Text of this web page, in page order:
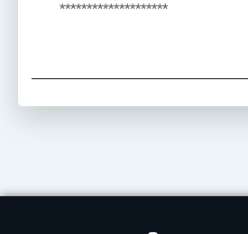
********************